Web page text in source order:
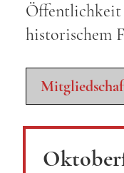
Öffentlichkeit
historischem